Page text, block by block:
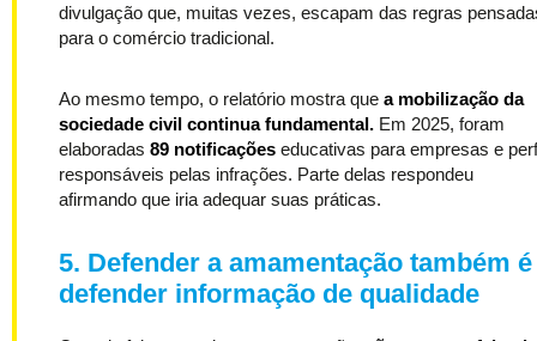
divulgação que, muitas vezes, escapam das regras
para o comércio tradicional.
Ao mesmo tempo, o relatório mostra que a mobilização da
sociedade civil continua fundamental. Em 2025, foram
elaboradas 89 notificações educativas para empresas e
responsáveis pelas infrações. Parte delas respondeu
afirmando que iria adequar suas práticas.
5. Defender a amamentação também é
defender informação de qualidade